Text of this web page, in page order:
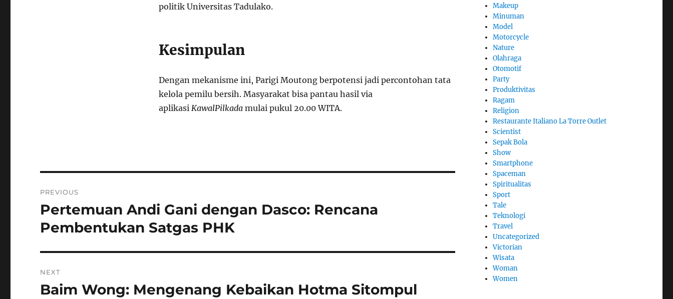
politik Universitas Tadulako.
Kesimpulan
Dengan mekanisme ini, Parigi Moutong berpotensi jadi percontohan tata
kelola pemilu bersih. Masyarakat bisa pantau hasil via
aplikasi KawalPilkadamulai pukul 20.00 WITA.
pos
PREVIOUS
Previous
post:
Pertemuan Andi Gani dengan Dasco: Rencana
Pembentukan Satgas PHK
NEXT
Next
Baim Wong: Mengenang Kebaikan Hotma Sitompul
Makeup
Minuman
Model
Motorcycle
Nature
Olahraga
Otomotif
Party
Produktivitas
Ragam
Religion
Restaurante Italiano La Torre Outlet
Scientist
Sepak Bola
Show
Smartphone
Spaceman
Spiritualitas
Sport
Tale
Teknologi
Travel
Uncategorized
Victorian
Wisata
Woman
Women